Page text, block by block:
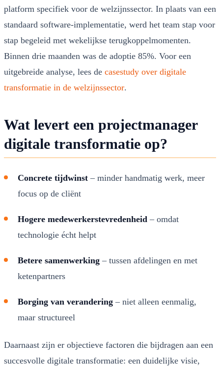
platform specifiek voor de welzijnssector. In plaats van een
standaard software-implementatie, werd het team stap voor
stap begeleid met wekelijkse terugkoppelmomenten.
Binnen drie maanden was de adoptie 85%. Voor een
uitgebreide analyse, lees de casestudy over digitale
transformatie in de welzijnssector.
Wat levert een projectmanager
digitale transformatie op?
Concrete tijdwinst – minder handmatig werk, meer
focus op de cliënt
Hogere medewerkerstevredenheid – omdat
technologie écht helpt
Betere samenwerking – tussen afdelingen en met
ketenpartners
Borging van verandering – niet alleen eenmalig,
maar structureel
Daarnaast zijn er objectieve factoren die bijdragen aan een
succesvolle digitale transformatie: een duidelijke visie,